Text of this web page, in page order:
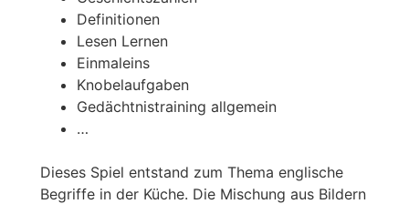
Definitionen
Lesen Lernen
Einmaleins
Knobelaufgaben
Gedächtnistraining allgemein
…
Dieses Spiel entstand zum Thema englische
Begriffe in der Küche. Die Mischung aus Bildern